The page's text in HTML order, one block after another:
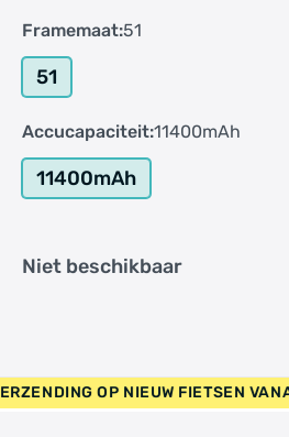
Framemaat:51
51
Accucapaciteit:11400mAh
11400mAh
Niet beschikbaar
VERZENDING OP NIEUW